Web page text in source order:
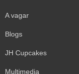
A vagar
Blogs
JH Cupcakes
Multimedia